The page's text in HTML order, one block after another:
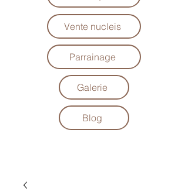
Vente nucleis
Galerie
Blog
Parrainage